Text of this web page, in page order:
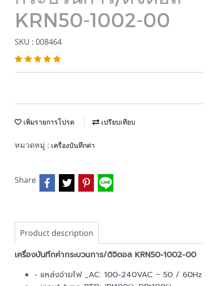
KRN50-1002-00
SKU : 008464
เพิ่มรายการโปรด เปรียบเทียบ
หมวดหมู่ : เครื่องบันทึกค่า
Share
Product description
เครื่องบันทึกค่ากระบวนการ/ดิจิตอล KRN50-1002-00
- แหล่งจ่ายไฟ _AC: 100-240VAC ~ 50 / 60Hz